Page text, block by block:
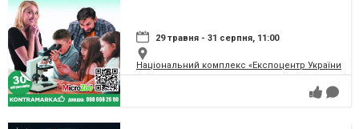
29 травня - 31 серпня, 11:00
Національний комплекс «Експоцентр України»